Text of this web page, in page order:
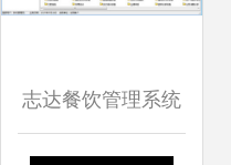
志达餐饮管理系统